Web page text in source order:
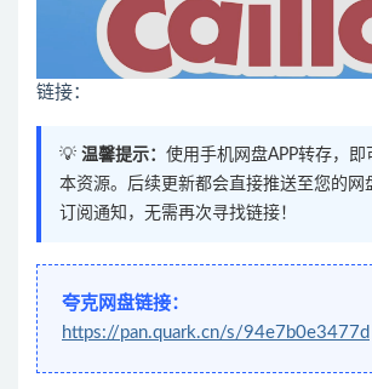
链接：
💡 温馨提示： 使用手机网盘APP转存，
本资源。后续更新都会直接推送至您的网
订阅通知，无需再次寻找链接！
夸克网盘链接：
https://pan.quark.cn/s/94e7b0e3477d